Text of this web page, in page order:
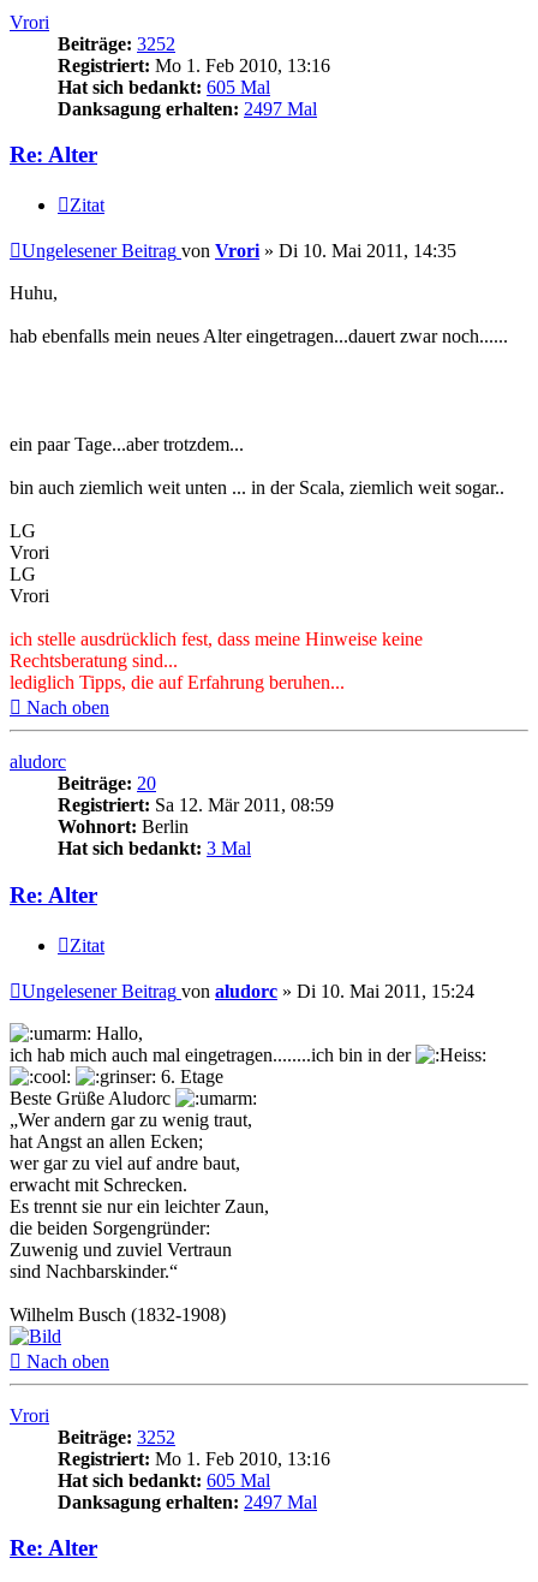
Vrori
Beiträge: 3252
Registriert: Mo 1. Feb 2010, 13:16
Hat sich bedankt: 605 Mal
Danksagung erhalten: 2497 Mal
Re: Alter
Zitat
Ungelesener Beitrag von Vrori » Di 10. Mai 2011, 14:35
Huhu,
hab ebenfalls mein neues Alter eingetragen...dauert zwar noch......
ein paar Tage...aber trotzdem...
bin auch ziemlich weit unten ... in der Scala, ziemlich weit sogar..
LG
Vrori
LG
Vrori
ich stelle ausdrücklich fest, dass meine Hinweise keine
Rechtsberatung sind...
lediglich Tipps, die auf Erfahrung beruhen...
Nach oben
aludorc
Beiträge: 20
Registriert: Sa 12. Mär 2011, 08:59
Wohnort: Berlin
Hat sich bedankt: 3 Mal
Re: Alter
Zitat
Ungelesener Beitrag von aludorc » Di 10. Mai 2011, 15:24
Hallo,
ich hab mich auch mal eingetragen........ich bin in der
6. Etage
Beste Grüße Aludorc
„Wer andern gar zu wenig traut,
hat Angst an allen Ecken;
wer gar zu viel auf andre baut,
erwacht mit Schrecken.
Es trennt sie nur ein leichter Zaun,
die beiden Sorgengründer:
Zuwenig und zuviel Vertraun
sind Nachbarskinder.“
Wilhelm Busch (1832-1908)
Nach oben
Vrori
Beiträge: 3252
Registriert: Mo 1. Feb 2010, 13:16
Hat sich bedankt: 605 Mal
Danksagung erhalten: 2497 Mal
Re: Alter